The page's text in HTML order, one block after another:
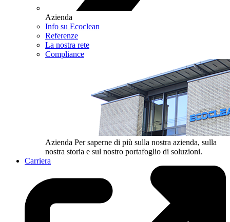
Azienda
Info su Ecoclean
Referenze
La nostra rete
Compliance
Azienda Per saperne di più sulla nostra azienda, sulla
nostra storia e sul nostro portafoglio di soluzioni.
Carriera